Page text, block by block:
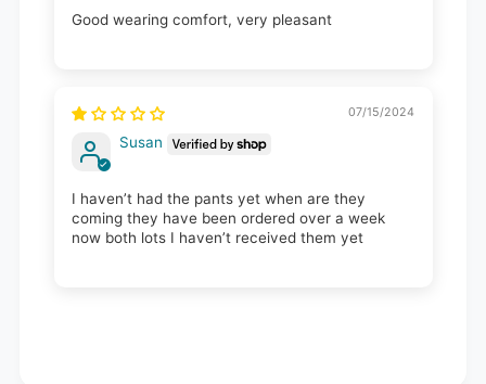
Good wearing comfort, very pleasant
07/15/2024
Susan
I haven’t had the pants yet when are they
coming they have been ordered over a week
now both lots I haven’t received them yet